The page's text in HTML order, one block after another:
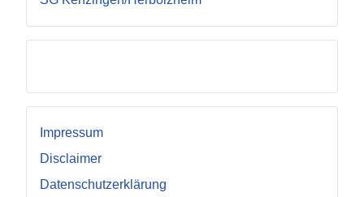
Impressum
Disclaimer
Datenschutzerklärung